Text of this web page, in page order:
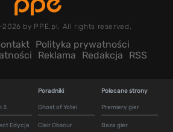
2026 by PPE.pl. All rights reserved.
Polityka prywatności
Reklama Redakcja RSS
3
Edycja
Poradniki
Ghost of Yotei
Clair Obscur
Polecane strony
Premiery gier
Baza gier